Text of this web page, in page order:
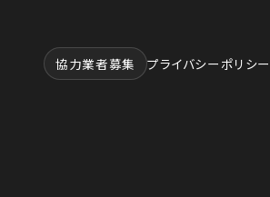
協力業者募集 プライバシーポリシー